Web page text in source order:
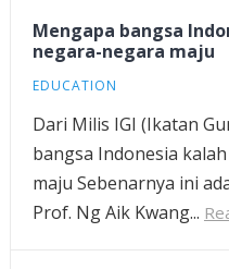
Mengapa bangsa
negara-negara maju
EDUCATION
Dari Milis IGI (Ikatan
bangsa Indonesia
maju Sebenarnya ini
Prof. Ng Aik Kwang...